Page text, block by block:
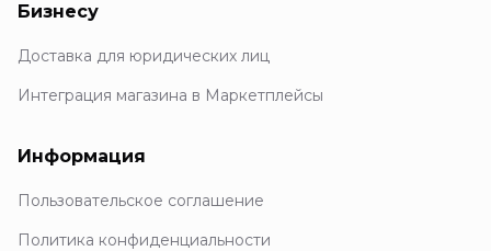
Бизнесу
Доставка для юридических лиц
Интеграция магазина в Маркетплейсы
Информация
Пользовательское соглашение
Политика конфиденциальности